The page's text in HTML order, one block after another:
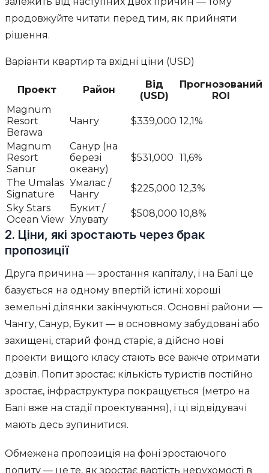
продовжуйте читати перед тим, як прийняти
рішення.
Варіанти квартир та вхідні ціни (USD)
Проект Район
Від
(USD)
Прогнозований
ROI
Magnum
Resort
Berawa
Чангу $339,000 12,1%
Magnum
Resort
Sanur
Санур (на
березі
океану)
$531,000 11,6%
The Umalas
Signature
Умалас /
Чангу
$225,000 12,3%
Sky Stars
Ocean View
Букит /
Улувату
$508,000 10,8%
2. Ціни, які зростають через брак
пропозиції
Друга причина — зростання капіталу, і на Балі це
базується на одному впертій істині: хороші
земельні ділянки закінчуються. Основні райони —
Чангу, Санур, Букит — в основному забудовані або
захищені, старий фонд старіє, а дійсно нові
проекти вищого класу стають все важче отримати
дозвіл. Попит зростає: кількість туристів постійно
зростає, інфраструктура покращується (метро на
Балі вже на стадії проектування), і ці відвідувачі
мають десь зупинитися.
Обмежена пропозиція на фоні зростаючого
попиту — це те, як зростає вартість нерухомості в